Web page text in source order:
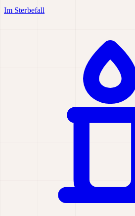
Im Sterbefall